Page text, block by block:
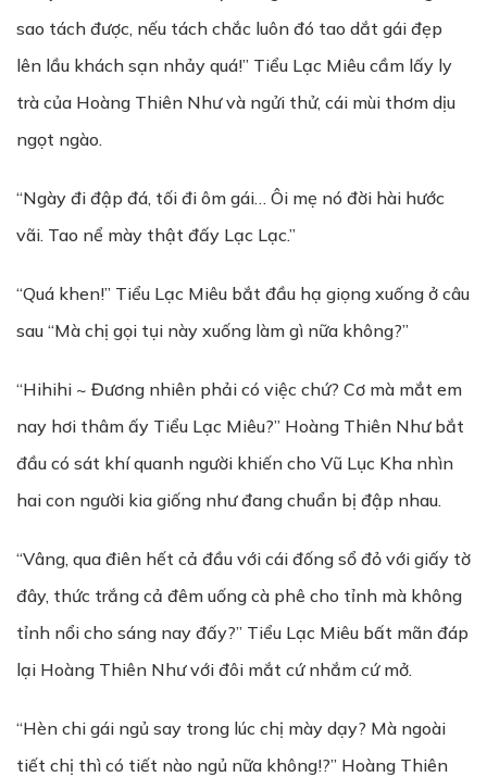
sao tách được, nếu tách chắc luôn đó tao dắt gái đẹp
lên lầu khách sạn nhảy quá!” Tiểu Lạc Miêu cầm lấy ly
trà của Hoàng Thiên Như và ngửi thử, cái mùi thơm dịu
ngọt ngào.
“Ngày đi đập đá, tối đi ôm gái… Ôi mẹ nó đời hài hước
vãi. Tao nể mày thật đấy Lạc Lạc.”
“Quá khen!” Tiểu Lạc Miêu bắt đầu hạ giọng xuống ở câu
sau “Mà chị gọi tụi này xuống làm gì nữa không?”
“Hihihi ~ Đương nhiên phải có việc chứ? Cơ mà mắt em
nay hơi thâm ấy Tiểu Lạc Miêu?” Hoàng Thiên Như bắt
đầu có sát khí quanh người khiến cho Vũ Lục Kha nhìn
hai con người kia giống như đang chuẩn bị đập nhau.
“Vâng, qua điên hết cả đầu với cái đống sổ đỏ với giấy tờ
đây, thức trắng cả đêm uống cà phê cho tỉnh mà không
tỉnh nổi cho sáng nay đấy?” Tiểu Lạc Miêu bất mãn đáp
lại Hoàng Thiên Như với đôi mắt cứ nhắm cứ mở.
“Hèn chi gái ngủ say trong lúc chị mày dạy? Mà ngoài
tiết chị thì có tiết nào ngủ nữa không!?” Hoàng Thiên